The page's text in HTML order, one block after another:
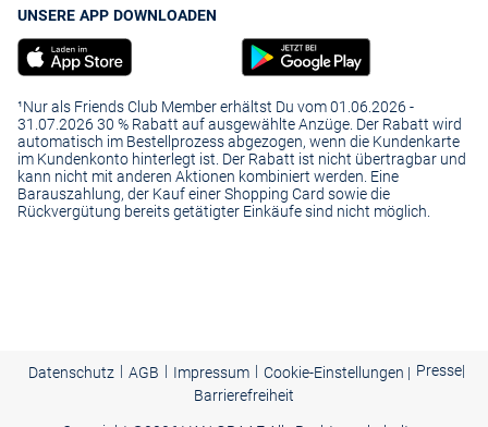
UNSERE APP DOWNLOADEN
¹Nur als Friends Club Member erhältst Du vom 01.06.2026 -
31.07.2026 30 % Rabatt auf ausgewählte Anzüge. Der Rabatt wird
automatisch im Bestellprozess abgezogen, wenn die Kundenkarte
im Kundenkonto hinterlegt ist. Der Rabatt ist nicht übertragbar und
kann nicht mit anderen Aktionen kombiniert werden. Eine
Barauszahlung, der Kauf einer Shopping Card sowie die
Rückvergütung bereits getätigter Einkäufe sind nicht möglich.
Datenschutz | AGB | Impressum | Cookie-Einstellungen | Presse|
Barrierefreiheit